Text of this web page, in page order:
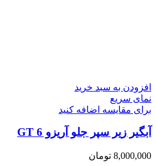
افزودن به سبد خرید
نمای سریع
برای مقایسه اضافه کنید
آبگیر زیر سپر جلو آریزو 6 GT
8,000,000 تومان